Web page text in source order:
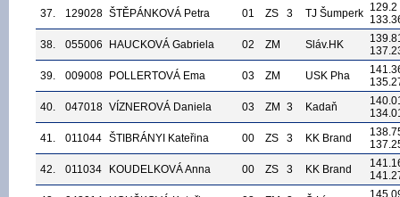
37.
129028 ŠTĚPÁNKOVÁ Petra 01 ZS 3 TJ Šumperk 129.2
38.
055006 HAUCKOVÁ Gabriela 02 ZM Sláv.HK
39.
009008 POLLERTOVÁ Ema 03 ZM USK Pha
40.
047018 VÍZNEROVÁ Daniela 03 ZM 3 Kadaň
41.
011044 ŠTIBRÁNYI Kateřina 00 ZS 3 KK Brand
42.
011034 KOUDELKOVÁ Anna 00 ZS 3 KK Brand